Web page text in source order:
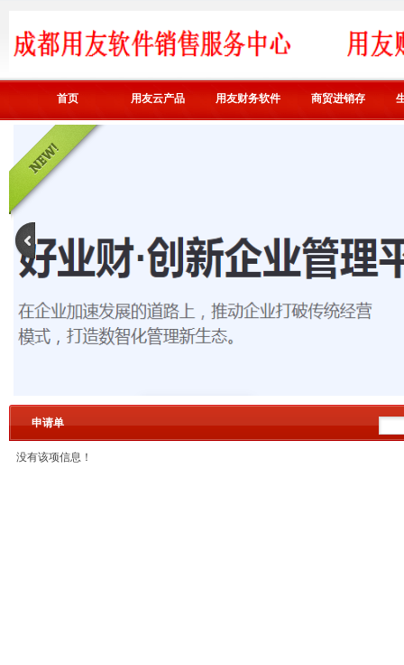
首页 用友云产品 用友财务软件 商贸进销存
申请单
没有该项信息！